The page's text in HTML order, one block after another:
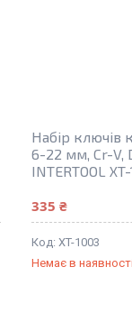
Набір ключів
6-22 мм, Cr-V,
INTERTOOL
335 ₴
XT-1003
Немає в